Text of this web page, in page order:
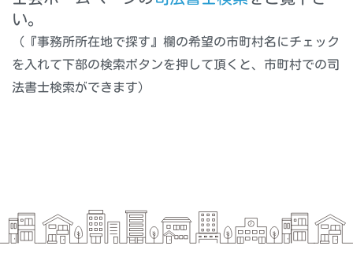
い。
（『事務所所在地で探す』欄の希望の市町村名にチェック
を入れて下部の検索ボタンを押して頂くと、市町村での司
法書士検索ができます）